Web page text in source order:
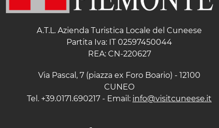
A.T.L. Azienda Turistica Locale del Cuneese
Partita Iva: IT 02597450044
REA: CN-220627
Via Pascal, 7 (piazza ex Foro Boario) - 12100
CUNEO
Tel. +39.0171.690217 - Email: info@visitcuneese.it